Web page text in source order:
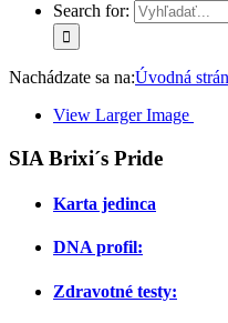
Search for:
Nachádzate sa na:Úvodná
View Larger Image
SIA Brixi´s Pride
Karta jedinca
DNA profil:
Zdravotné testy: